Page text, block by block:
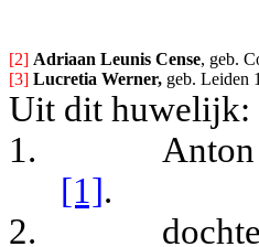
[2] Adriaan Leunis Cense, geb.
[3] Lucretia Werner, geb. Leiden
Uit dit huwelijk:
1.
[1].
2.